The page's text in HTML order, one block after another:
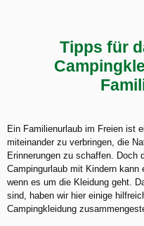
Tipps für
Ein Familienurlaub im Freien ist
miteinander zu verbringen, die
Erinnerungen zu schaffen. Doch
Campingurlaub mit Kindern kann
wenn es um die Kleidung geht.
sind, haben wir hier einige
Campingkleidung